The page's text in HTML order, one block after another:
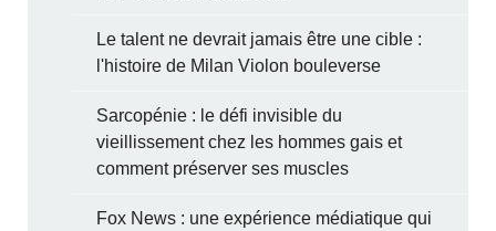
Le talent ne devrait jamais être une cible :
l'histoire de Milan Violon bouleverse
Sarcopénie : le défi invisible du
vieillissement chez les hommes gais et
comment préserver ses muscles
Fox News : une expérience médiatique qui